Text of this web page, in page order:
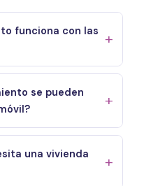
funciona con las
se pueden
una vivienda